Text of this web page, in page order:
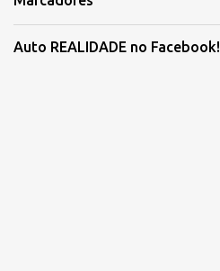
Auto REALIDADE no Facebook!